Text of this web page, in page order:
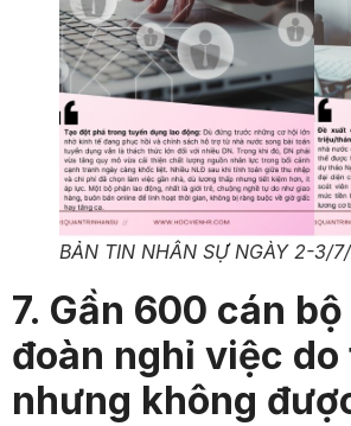
BẢN TIN NHÂN SỰ NGÀY 2-3/
7. Gần 600 cán
đoàn nghỉ việc
nhưng không